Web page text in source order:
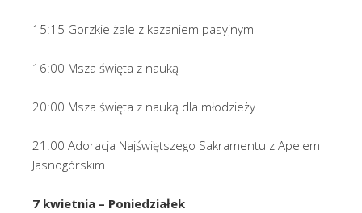
15:15 Gorzkie żale z kazaniem pasyjnym
16:00 Msza święta z nauką
20:00 Msza święta z nauką dla młodzieży
21:00 Adoracja Najświętszego Sakramentu z Apelem
Jasnogórskim
7 kwietnia – Poniedziałek